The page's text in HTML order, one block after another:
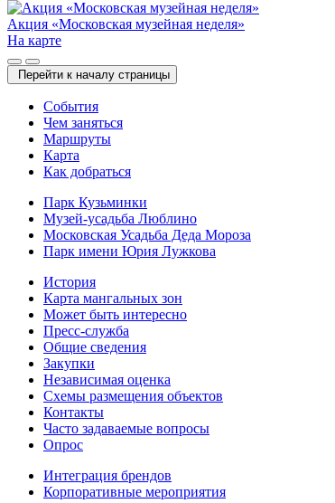
Акция «Московская музейная неделя»
На карте
Перейти к началу страницы
Cобытия
Чем заняться
Маршруты
Карта
Как добраться
Парк Кузьминки
Музей-усадьба Люблино
Московская Усадьба Деда Мороза
Парк имени Юрия Лужкова
История
Карта мангальных зон
Может быть интересно
Пресс-служба
Общие сведения
Закупки
Независимая оценка
Схемы размещения объектов
Контакты
Часто задаваемые вопросы
Опрос
Интеграция брендов
Корпоративные мероприятия